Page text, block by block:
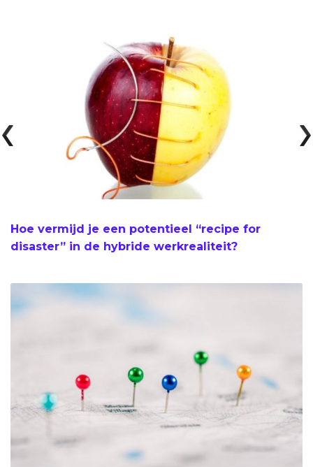
Hoe vermijd je een potentieel “recipe for
disaster” in de hybride werkrealiteit?